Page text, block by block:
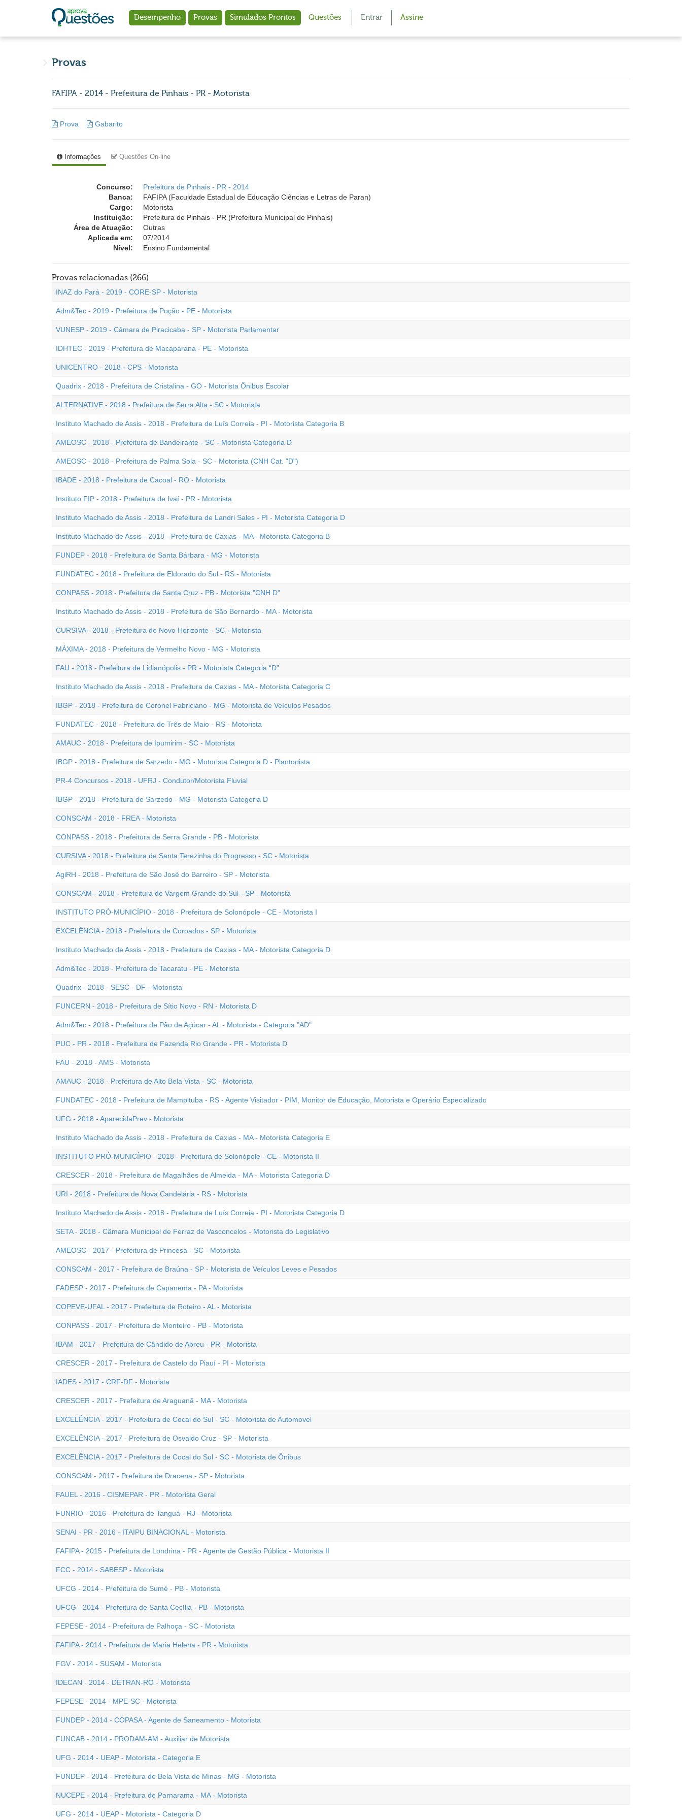
Desempenho Provas Simulados Prontos Questões Entrar Assine
Provas
FAFIPA - 2014 - Prefeitura de Pinhais - PR - Motorista
Prova Gabarito
Informações Questões On-line
Concurso:
Prefeitura de Pinhais - PR - 2014
Banca:
FAFIPA (Faculdade Estadual de Educação Ciências e Letras de Paran)
Cargo:
Motorista
Instituição:
Prefeitura de Pinhais - PR (Prefeitura Municipal de Pinhais)
Área de Atuação:
Outras
Aplicada em:
07/2014
Nível:
Ensino Fundamental
Provas relacionadas (266)
INAZ do Pará - 2019 - CORE-SP - Motorista
Adm&Tec - 2019 - Prefeitura de Poção - PE - Motorista
VUNESP - 2019 - Câmara de Piracicaba - SP - Motorista Parlamentar
IDHTEC - 2019 - Prefeitura de Macaparana - PE - Motorista
UNICENTRO - 2018 - CPS - Motorista
Quadrix - 2018 - Prefeitura de Cristalina - GO - Motorista Ônibus Escolar
ALTERNATIVE - 2018 - Prefeitura de Serra Alta - SC - Motorista
Instituto Machado de Assis - 2018 - Prefeitura de Luís Correia - PI - Motorista Categoria B
AMEOSC - 2018 - Prefeitura de Bandeirante - SC - Motorista Categoria D
AMEOSC - 2018 - Prefeitura de Palma Sola - SC - Motorista (CNH Cat. "D")
IBADE - 2018 - Prefeitura de Cacoal - RO - Motorista
Instituto FIP - 2018 - Prefeitura de Ivaí - PR - Motorista
Instituto Machado de Assis - 2018 - Prefeitura de Landri Sales - PI - Motorista Categoria D
Instituto Machado de Assis - 2018 - Prefeitura de Caxias - MA - Motorista Categoria B
FUNDEP - 2018 - Prefeitura de Santa Bárbara - MG - Motorista
FUNDATEC - 2018 - Prefeitura de Eldorado do Sul - RS - Motorista
CONPASS - 2018 - Prefeitura de Santa Cruz - PB - Motorista "CNH D"
Instituto Machado de Assis - 2018 - Prefeitura de São Bernardo - MA - Motorista
CURSIVA - 2018 - Prefeitura de Novo Horizonte - SC - Motorista
MÁXIMA - 2018 - Prefeitura de Vermelho Novo - MG - Motorista
FAU - 2018 - Prefeitura de Lidianópolis - PR - Motorista Categoria “D”
Instituto Machado de Assis - 2018 - Prefeitura de Caxias - MA - Motorista Categoria C
IBGP - 2018 - Prefeitura de Coronel Fabriciano - MG - Motorista de Veículos Pesados
FUNDATEC - 2018 - Prefeitura de Três de Maio - RS - Motorista
AMAUC - 2018 - Prefeitura de Ipumirim - SC - Motorista
IBGP - 2018 - Prefeitura de Sarzedo - MG - Motorista Categoria D - Plantonista
PR-4 Concursos - 2018 - UFRJ - Condutor/Motorista Fluvial
IBGP - 2018 - Prefeitura de Sarzedo - MG - Motorista Categoria D
CONSCAM - 2018 - FREA - Motorista
CONPASS - 2018 - Prefeitura de Serra Grande - PB - Motorista
CURSIVA - 2018 - Prefeitura de Santa Terezinha do Progresso - SC - Motorista
AgiRH - 2018 - Prefeitura de São José do Barreiro - SP - Motorista
CONSCAM - 2018 - Prefeitura de Vargem Grande do Sul - SP - Motorista
INSTITUTO PRÓ-MUNICÍPIO - 2018 - Prefeitura de Solonópole - CE - Motorista I
EXCELÊNCIA - 2018 - Prefeitura de Coroados - SP - Motorista
Instituto Machado de Assis - 2018 - Prefeitura de Caxias - MA - Motorista Categoria D
Adm&Tec - 2018 - Prefeitura de Tacaratu - PE - Motorista
Quadrix - 2018 - SESC - DF - Motorista
FUNCERN - 2018 - Prefeitura de Sítio Novo - RN - Motorista D
Adm&Tec - 2018 - Prefeitura de Pão de Açúcar - AL - Motorista - Categoria "AD"
PUC - PR - 2018 - Prefeitura de Fazenda Rio Grande - PR - Motorista D
FAU - 2018 - AMS - Motorista
AMAUC - 2018 - Prefeitura de Alto Bela Vista - SC - Motorista
FUNDATEC - 2018 - Prefeitura de Mampituba - RS - Agente Visitador - PIM, Monitor de Educação, Motorista e Operário Especializado
UFG - 2018 - AparecidaPrev - Motorista
Instituto Machado de Assis - 2018 - Prefeitura de Caxias - MA - Motorista Categoria E
INSTITUTO PRÓ-MUNICÍPIO - 2018 - Prefeitura de Solonópole - CE - Motorista II
CRESCER - 2018 - Prefeitura de Magalhães de Almeida - MA - Motorista Categoria D
URI - 2018 - Prefeitura de Nova Candelária - RS - Motorista
Instituto Machado de Assis - 2018 - Prefeitura de Luís Correia - PI - Motorista Categoria D
SETA - 2018 - Câmara Municipal de Ferraz de Vasconcelos - Motorista do Legislativo
AMEOSC - 2017 - Prefeitura de Princesa - SC - Motorista
CONSCAM - 2017 - Prefeitura de Braúna - SP - Motorista de Veículos Leves e Pesados
FADESP - 2017 - Prefeitura de Capanema - PA - Motorista
COPEVE-UFAL - 2017 - Prefeitura de Roteiro - AL - Motorista
CONPASS - 2017 - Prefeitura de Monteiro - PB - Motorista
IBAM - 2017 - Prefeitura de Cândido de Abreu - PR - Motorista
CRESCER - 2017 - Prefeitura de Castelo do Piauí - PI - Motorista
IADES - 2017 - CRF-DF - Motorista
CRESCER - 2017 - Prefeitura de Araguanã - MA - Motorista
EXCELÊNCIA - 2017 - Prefeitura de Cocal do Sul - SC - Motorista de Automovel
EXCELÊNCIA - 2017 - Prefeitura de Osvaldo Cruz - SP - Motorista
EXCELÊNCIA - 2017 - Prefeitura de Cocal do Sul - SC - Motorista de Ônibus
CONSCAM - 2017 - Prefeitura de Dracena - SP - Motorista
FAUEL - 2016 - CISMEPAR - PR - Motorista Geral
FUNRIO - 2016 - Prefeitura de Tanguá - RJ - Motorista
SENAI - PR - 2016 - ITAIPU BINACIONAL - Motorista
FAFIPA - 2015 - Prefeitura de Londrina - PR - Agente de Gestão Pública - Motorista II
FCC - 2014 - SABESP - Motorista
UFCG - 2014 - Prefeitura de Sumé - PB - Motorista
UFCG - 2014 - Prefeitura de Santa Cecília - PB - Motorista
FEPESE - 2014 - Prefeitura de Palhoça - SC - Motorista
FAFIPA - 2014 - Prefeitura de Maria Helena - PR - Motorista
FGV - 2014 - SUSAM - Motorista
IDECAN - 2014 - DETRAN-RO - Motorista
FEPESE - 2014 - MPE-SC - Motorista
FUNDEP - 2014 - COPASA - Agente de Saneamento - Motorista
FUNCAB - 2014 - PRODAM-AM - Auxiliar de Motorista
UFG - 2014 - UEAP - Motorista - Categoria E
FUNDEP - 2014 - Prefeitura de Bela Vista de Minas - MG - Motorista
NUCEPE - 2014 - Prefeitura de Parnarama - MA - Motorista
UFG - 2014 - UEAP - Motorista - Categoria D